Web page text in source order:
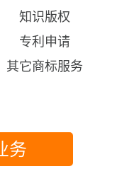
知识版权
专利申请
其它商标服务
务